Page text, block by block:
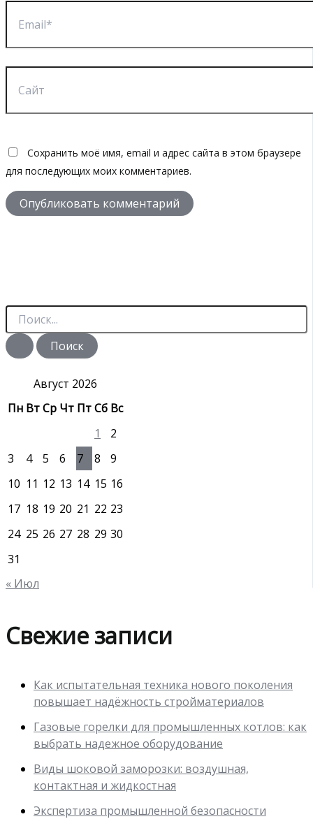
Email*
Сайт
Сохранить моё имя, email и адрес сайта в этом браузере
для последующих моих комментариев.
П
и
с
Август 2026
Пн ВтСр Чт ПтСб Вс
1
2
3
4 5 6 7 8
9
10 11 12 13 14 15 16
17 18 19 20 21 22 23
24 25 26 27 28 29 30
31
« Июл
Свежие записи
Как испытательная техника нового поколения
повышает надёжность стройматериалов
Газовые горелки для промышленных котлов: как
выбрать надежное оборудование
Виды шоковой заморозки: воздушная,
контактная и жидкостная
Экспертиза промышленной безопасности